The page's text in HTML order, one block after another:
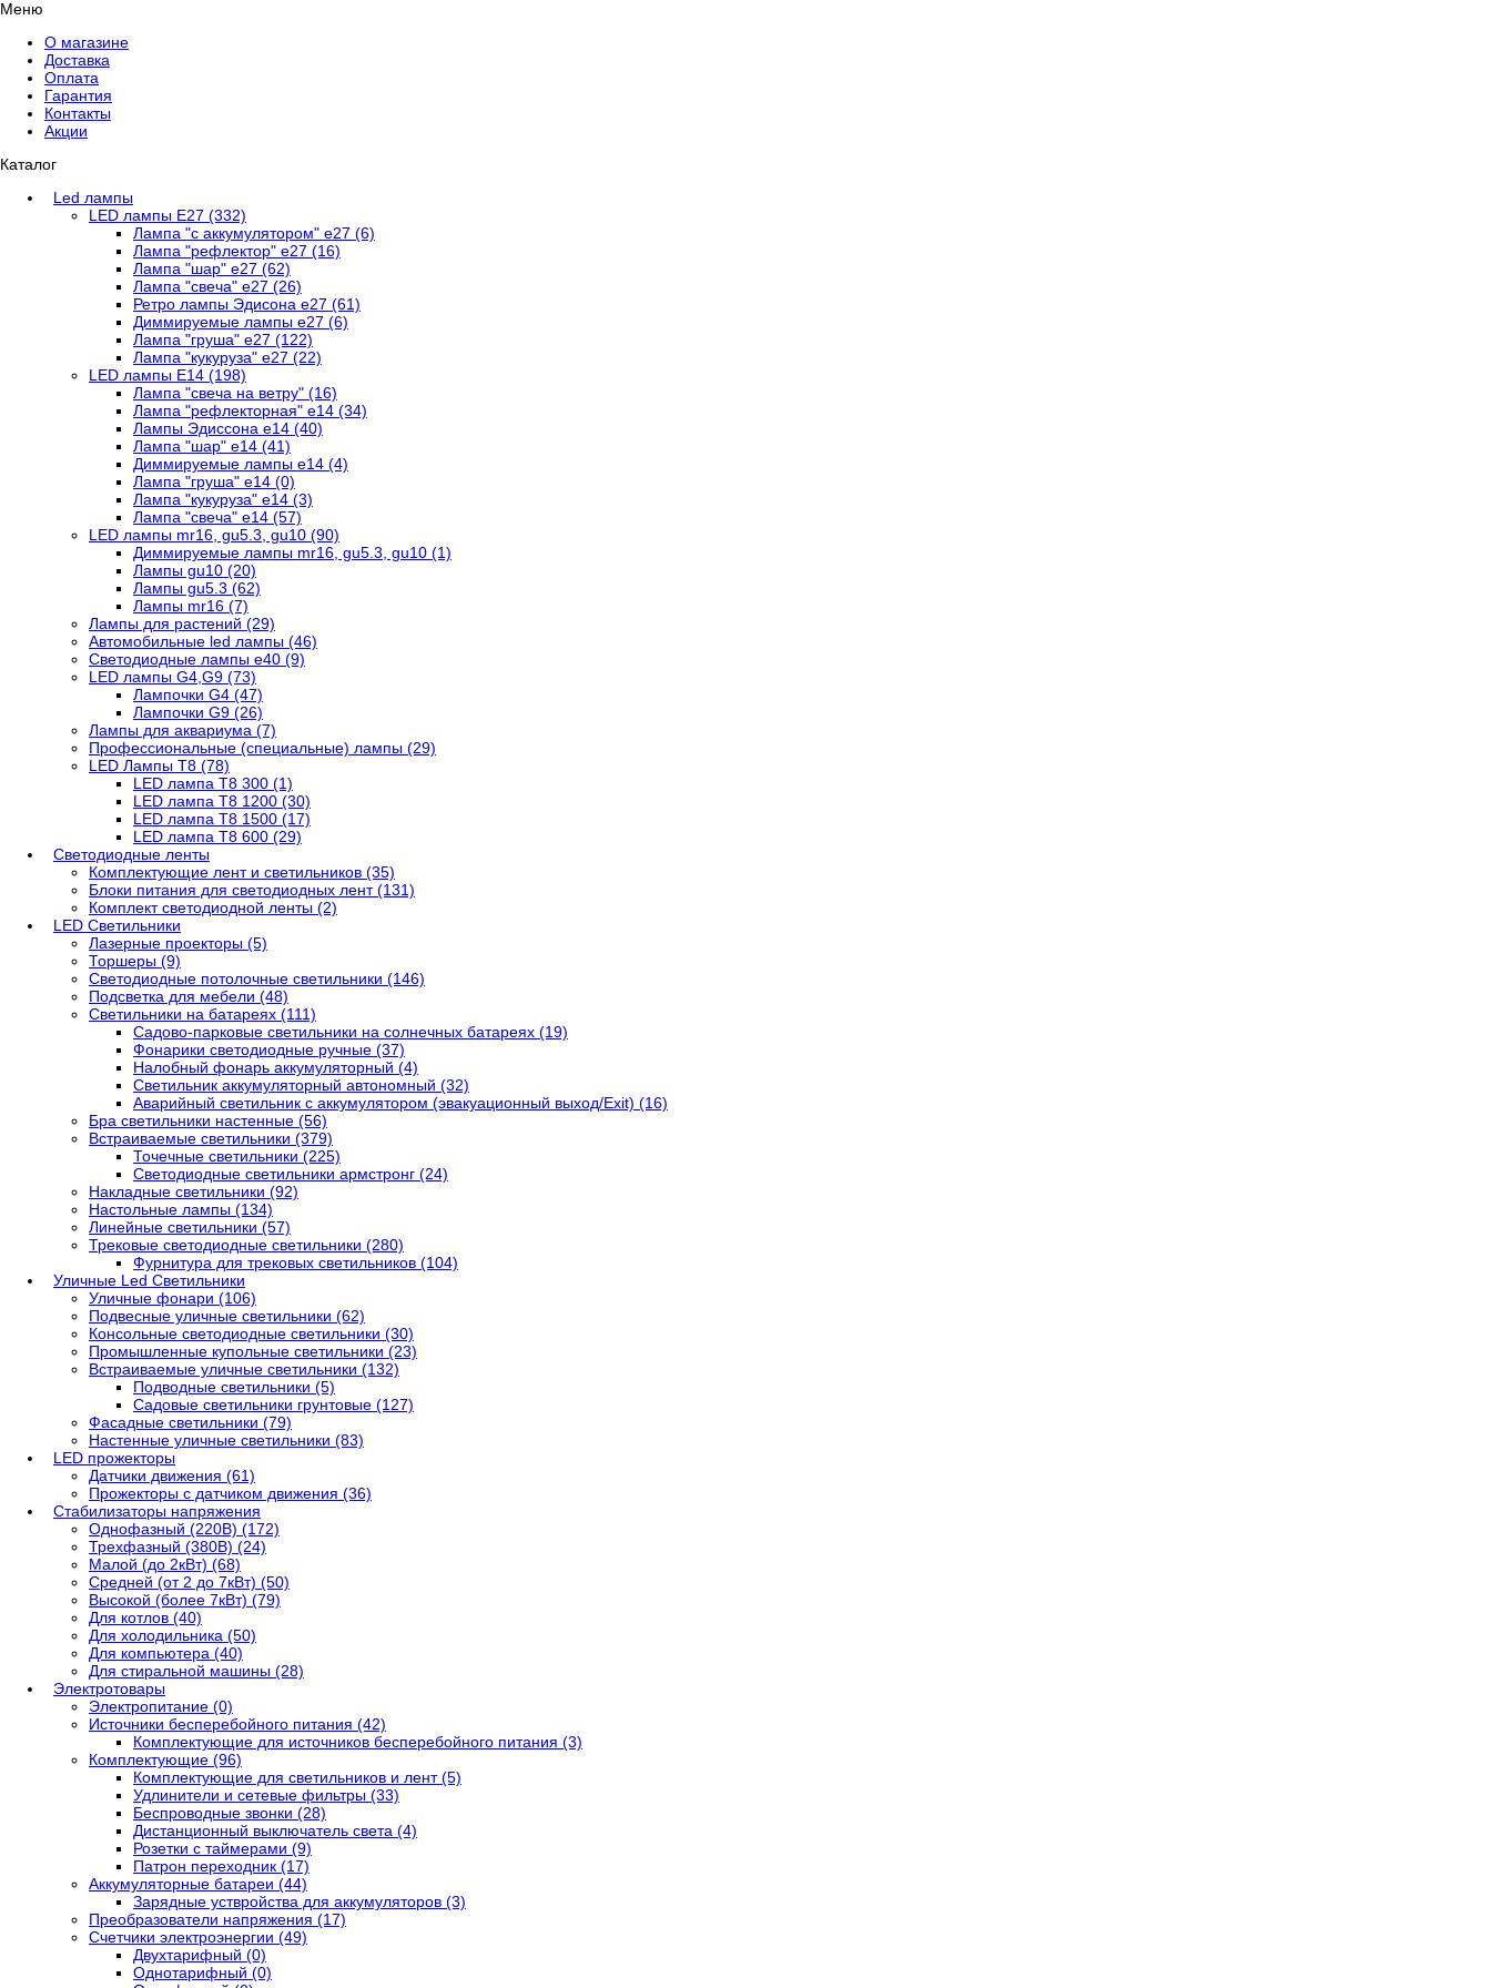
Меню
О магазине
Доставка
Оплата
Гарантия
Контакты
Акции
Каталог
Led лампы
LED лампы E27 (332)
Лампа "с аккумулятором" е27 (6)
Лампа "рефлектор" е27 (16)
Лампа "шар" е27 (62)
Лампа "свеча" е27 (26)
Ретро лампы Эдисона е27 (61)
Диммируемые лампы е27 (6)
Лампа "груша" е27 (122)
Лампа "кукуруза" е27 (22)
LED лампы Е14 (198)
Лампа "свеча на ветру" (16)
Лампа "рефлекторная" е14 (34)
Лампы Эдиссона е14 (40)
Лампа "шар" е14 (41)
Диммируемые лампы е14 (4)
Лампа "груша" е14 (0)
Лампа "кукуруза" е14 (3)
Лампа "свеча" е14 (57)
LED лампы mr16, gu5.3, gu10 (90)
Диммируемые лампы mr16, gu5.3, gu10 (1)
Лампы gu10 (20)
Лампы gu5.3 (62)
Лампы mr16 (7)
Лампы для растений (29)
Автомобильные led лампы (46)
Светодиодные лампы е40 (9)
LED лампы G4,G9 (73)
Лампочки G4 (47)
Лампочки G9 (26)
Лампы для аквариума (7)
Профессиональные (специальные) лампы (29)
LED Лампы T8 (78)
LED лампа Т8 300 (1)
LED лампа T8 1200 (30)
LED лампа T8 1500 (17)
LED лампа T8 600 (29)
Светодиодные ленты
Комплектующие лент и светильников (35)
Блоки питания для светодиодных лент (131)
Комплект светодиодной ленты (2)
LED Светильники
Лазерные проекторы (5)
Торшеры (9)
Светодиодные потолочные светильники (146)
Подсветка для мебели (48)
Светильники на батареях (111)
Садово-парковые светильники на солнечных батареях (19)
Фонарики светодиодные ручные (37)
Налобный фонарь аккумуляторный (4)
Светильник аккумуляторный автономный (32)
Аварийный светильник с аккумулятором (эвакуационный выход/Exit) (16)
Бра светильники настенные (56)
Встраиваемые светильники (379)
Точечные светильники (225)
Светодиодные светильники армстронг (24)
Накладные светильники (92)
Настольные лампы (134)
Линейные светильники (57)
Трековые светодиодные светильники (280)
Фурнитура для трековых светильников (104)
Уличные Led Светильники
Уличные фонари (106)
Подвесные уличные светильники (62)
Консольные светодиодные светильники (30)
Промышленные купольные светильники (23)
Встраиваемые уличные светильники (132)
Подводные светильники (5)
Садовые светильники грунтовые (127)
Фасадные светильники (79)
Настенные уличные светильники (83)
LED прожекторы
Датчики движения (61)
Прожекторы с датчиком движения (36)
Стабилизаторы напряжения
Однофазный (220В) (172)
Трехфазный (380В) (24)
Малой (до 2кВт) (68)
Средней (от 2 до 7кВт) (50)
Высокой (более 7кВт) (79)
Для котлов (40)
Для холодильника (50)
Для компьютера (40)
Для стиральной машины (28)
Электротовары
Электропитание (0)
Источники бесперебойного питания (42)
Комплектующие для источников бесперебойного питания (3)
Комплектующие (96)
Комплектующие для светильников и лент (5)
Удлинители и сетевые фильтры (33)
Беспроводные звонки (28)
Дистанционный выключатель света (4)
Розетки с таймерами (9)
Патрон переходник (17)
Аккумуляторные батареи (44)
Зарядные уствройства для аккумуляторов (3)
Преобразователи напряжения (17)
Счетчики электроэнергии (49)
Двухтарифный (0)
Однотарифный (0)